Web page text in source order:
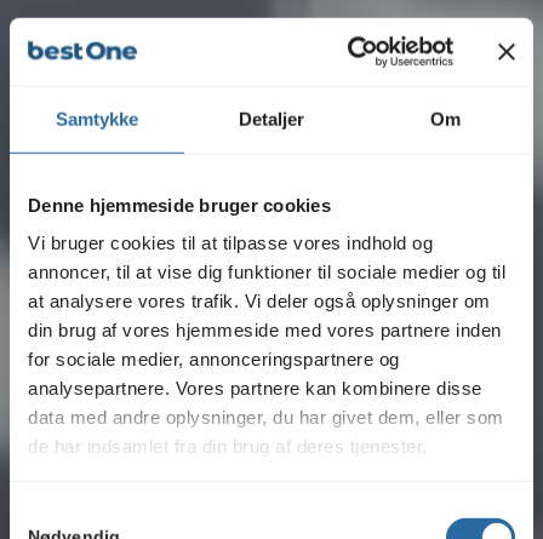
Samtykke Detaljer Om
Denne hjemmeside bruger cookies
Vi bruger cookies til at tilpasse vores indhold og
annoncer, til at vise dig funktioner til sociale medier og til
at analysere vores trafik. Vi deler også oplysninger om
din brug af vores hjemmeside med vores partnere inden
for sociale medier, annonceringspartnere og
analysepartnere. Vores partnere kan kombinere disse
data med andre oplysninger, du har givet dem, eller som
de har indsamlet fra din brug af deres tjenester.